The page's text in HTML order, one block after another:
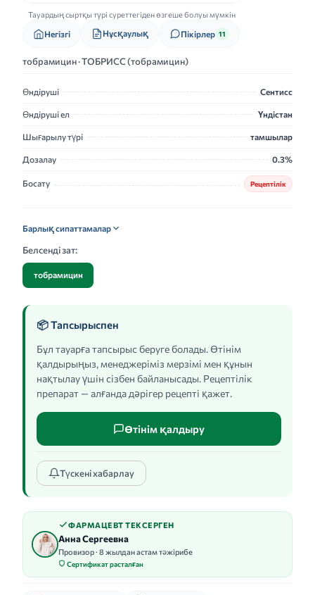
Тауардың сыртқы түрі суреттегіден өзгеше болуы мүмкін
Негізгі Нұсқаулық Пікірлер 11
тобрамицин · ТОБРИСС (тобрамицин)
Өндіруші Сентисс
Өндіруші ел Үндістан
Шығарылу түрі тамшылар
Дозалау 0.3%
Босату Рецептілік
Барлық сипаттамалар
Белсенді зат:
тобрамицин
📦 Тапсырыспен
Бұл тауарға тапсырыс беруге болады. Өтінім
қалдырыңыз, менеджеріміз мерзімі мен құнын
нақтылау үшін сізбен байланысады. Рецептілік
препарат — алғанда дәрігер рецепті қажет.
Өтінім қалдыру
Түскені хабарлау
ФАРМАЦЕВТ ТЕКСЕРГЕН
Анна Сергеевна
Провизор · 8 жылдан астам тәжірибе
Сертификат расталған